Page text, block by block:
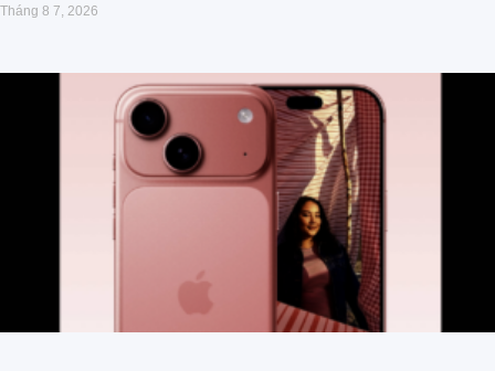
Tháng 8 7, 2026